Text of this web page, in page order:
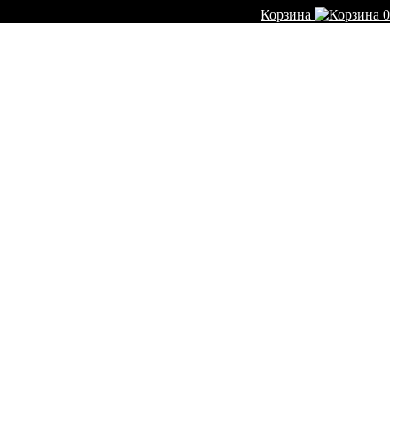
Корзина 0